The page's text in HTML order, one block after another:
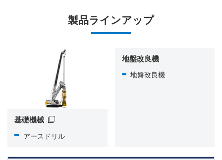
製品ラインアップ
基礎機械
アースドリル
地盤改良機
地盤改良機